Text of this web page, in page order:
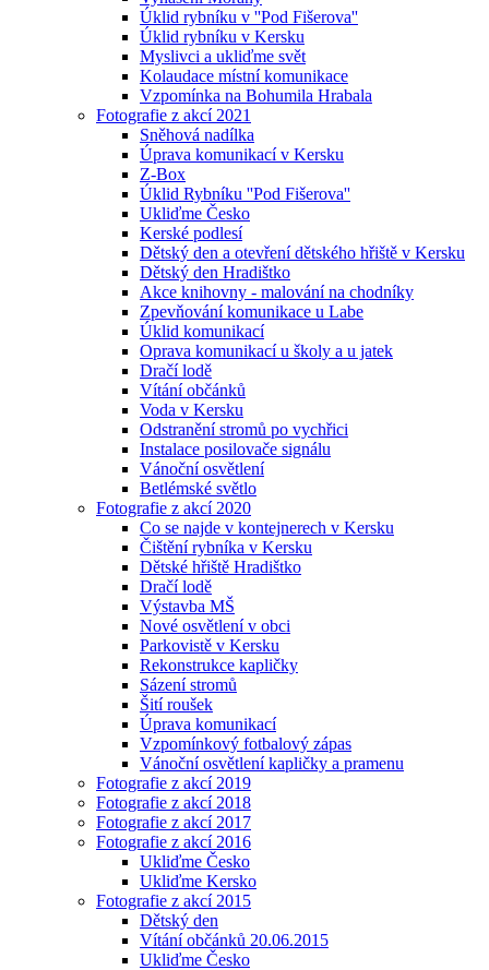
Úklid rybníku v ''Pod Fišerova''
Úklid rybníku v Kersku
Myslivci a ukliďme svět
Kolaudace místní komunikace
Vzpomínka na Bohumila Hrabala
Fotografie z akcí 2021
Sněhová nadílka
Úprava komunikací v Kersku
Z-Box
Úklid Rybníku ''Pod Fišerova''
Ukliďme Česko
Kerské podlesí
Dětský den a otevření dětského hřiště v Kersku
Dětský den Hradištko
Akce knihovny - malování na chodníky
Zpevňování komunikace u Labe
Úklid komunikací
Oprava komunikací u školy a u jatek
Dračí lodě
Vítání občánků
Voda v Kersku
Odstranění stromů po vychřici
Instalace posilovače signálu
Vánoční osvětlení
Betlémské světlo
Fotografie z akcí 2020
Co se najde v kontejnerech v Kersku
Čištění rybníka v Kersku
Dětské hřiště Hradištko
Dračí lodě
Výstavba MŠ
Nové osvětlení v obci
Parkovistě v Kersku
Rekonstrukce kapličky
Sázení stromů
Šití roušek
Úprava komunikací
Vzpomínkový fotbalový zápas
Vánoční osvětlení kapličky a pramenu
Fotografie z akcí 2019
Fotografie z akcí 2018
Fotografie z akcí 2017
Fotografie z akcí 2016
Ukliďme Česko
Ukliďme Kersko
Fotografie z akcí 2015
Dětský den
Vítání občánků 20.06.2015
Ukliďme Česko